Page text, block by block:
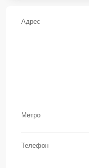
Адрес
Метро
Телефон